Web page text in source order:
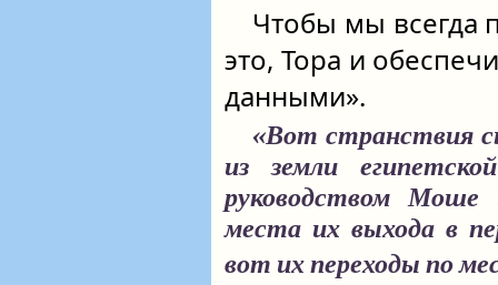
Чтобы мы всегда
это, Тора и
данными».
«Вот странствия
из земли
руководством
места их выхода в
вот их переходы по